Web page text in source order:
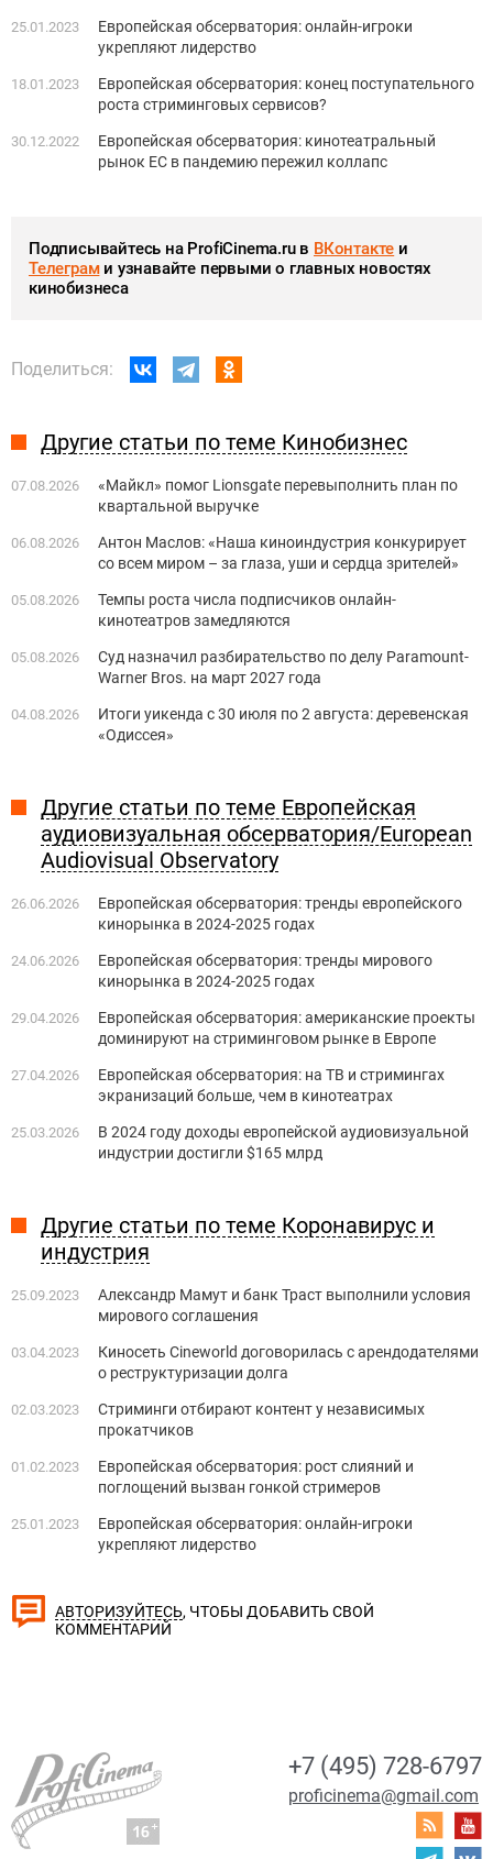
25.01.2023
Европейская обсерватория: онлайн-игроки
укрепляют лидерство
18.01.2023
Европейская обсерватория: конец поступательного
роста стриминговых сервисов?
30.12.2022
Европейская обсерватория: кинотеатральный
рынок ЕС в пандемию пережил коллапс
Подписывайтесь на ProfiCinema.ru в ВКонтакте и
Телеграми узнавайте первыми о главных новостях
кинобизнеса
Поделиться:
Другие статьи по теме Кинобизнес
07.08.2026
«Майкл» помог Lionsgate перевыполнить план по
квартальной выручке
06.08.2026
Антон Маслов: «Наша киноиндустрия конкурирует
со всем миром – за глаза, уши и сердца зрителей»
05.08.2026
Темпы роста числа подписчиков онлайн-
кинотеатров замедляются
05.08.2026
Суд назначил разбирательство по делу Paramount-
Warner Bros. на март 2027 года
04.08.2026
Итоги уикенда с 30 июля по 2 августа: деревенская
«Одиссея»
Другие статьи по теме Европейская
аудиовизуальная обсерватория/European
Audiovisual Observatory
26.06.2026
Европейская обсерватория: тренды европейского
кинорынка в 2024-2025 годах
24.06.2026
Европейская обсерватория: тренды мирового
кинорынка в 2024-2025 годах
29.04.2026
Европейская обсерватория: американские проекты
доминируют на стриминговом рынке в Европе
27.04.2026
Европейская обсерватория: на ТВ и стримингах
экранизаций больше, чем в кинотеатрах
25.03.2026
В 2024 году доходы европейской аудиовизуальной
индустрии достигли $165 млрд
Другие статьи по теме Коронавирус и
индустрия
25.09.2023
Александр Мамут и банк Траст выполнили условия
мирового соглашения
03.04.2023
Киносеть Cineworld договорилась с арендодателями
о реструктуризации долга
02.03.2023
Стриминги отбирают контент у независимых
прокатчиков
01.02.2023
Европейская обсерватория: рост слияний и
поглощений вызван гонкой стримеров
25.01.2023
Европейская обсерватория: онлайн-игроки
укрепляют лидерство
АВТОРИЗУЙТЕСЬ, ЧТОБЫ ДОБАВИТЬ СВОЙ
КОММЕНТАРИЙ
+7 (495) 728-6797
proficinema@gmail.com